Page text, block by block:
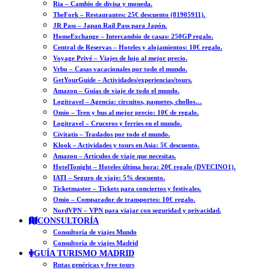
Ria – Cambio de divisa y moneda.
TheFork – Restaurantes: 25€ descuento (81905911).
JR Pass – Japan Rail Pass para Japón.
HomeExchange – Intercambio de casas: 250GP regalo.
Central de Reservas – Hoteles y alojamientos: 10€ regalo.
Voyage Privé – Viajes de lujo al mejor precio.
Vrbo – Casas vacacionales por todo el mundo.
GetYourGuide – Actividades/experiencias/tours.
Amazon – Guías de viaje de todo el mundo.
Logitravel – Agencia: circuitos, paquetes, chollos…
Omio – Tren y bus al mejor precio: 10€ de regalo.
Logitravel – Cruceros y ferries en el mundo.
Civitatis – Traslados por todo el mundo.
Klook – Actividades y tours en Asia: 5€ descuento.
Amazon – Artículos de viaje que necesitas.
HotelTonight – Hoteles última hora: 20€ regalo (DVECINO1).
IATI – Seguro de viaje: 5% descuento.
Ticketmaster – Tickets para conciertos y festivales.
Omio – Comparador de transportes: 10€ regalo.
NordVPN – VPN para viajar con seguridad y privacidad.
CONSULTORÍA
Consultoría de viajes Mundo
Consultoría de viajes Madrid
GUÍA TURISMO MADRID
Rutas genéricas y free tours